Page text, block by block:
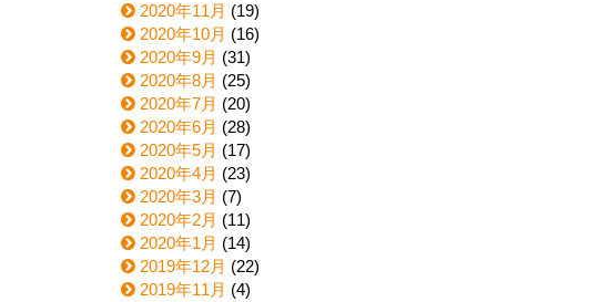
2020年11月 (19)
2020年10月 (16)
2020年9月 (31)
2020年8月 (25)
2020年7月 (20)
2020年6月 (28)
2020年5月 (17)
2020年4月 (23)
2020年3月 (7)
2020年2月 (11)
2020年1月 (14)
2019年12月 (22)
2019年11月 (4)